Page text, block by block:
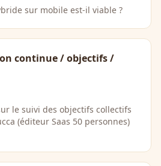
sur mobile est-il viable ?
continue / objectifs /
le suivi des objectifs collectifs
(éditeur Saas 50 personnes)